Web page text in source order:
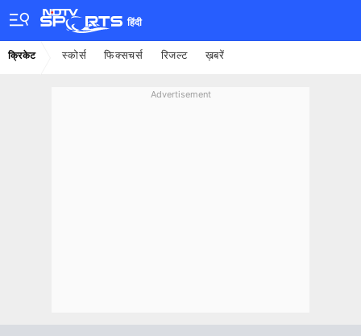
हिंदी
क्रिकेट स्कोर्स फिक्सचर्स रिजल्ट ख़बरें
Advertisement